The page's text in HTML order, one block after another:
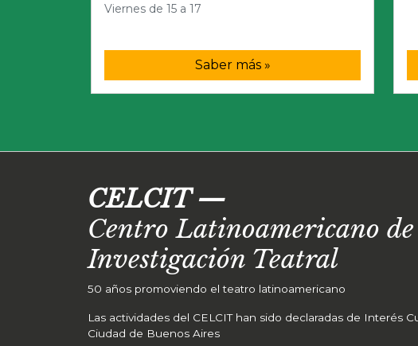
Viernes de 15 a 17
Saber más »
CELCIT—
Centro Latinoamericano de
Investigación Teatral
50 años promoviendo el teatro latinoamericano
Las actividades del CELCIT han sido declaradas de Interés
Ciudad de Buenos Aires